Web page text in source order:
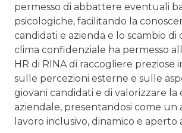
permesso di abbattere eventuali
psicologiche, facilitando la
candidati e azienda e lo scambio di
clima confidenziale ha permesso
HR di RINA di raccogliere preziose
sulle percezioni esterne e sulle
giovani candidati e di valorizzare
aziendale, presentandosi come un
lavoro inclusivo, dinamico e aperto